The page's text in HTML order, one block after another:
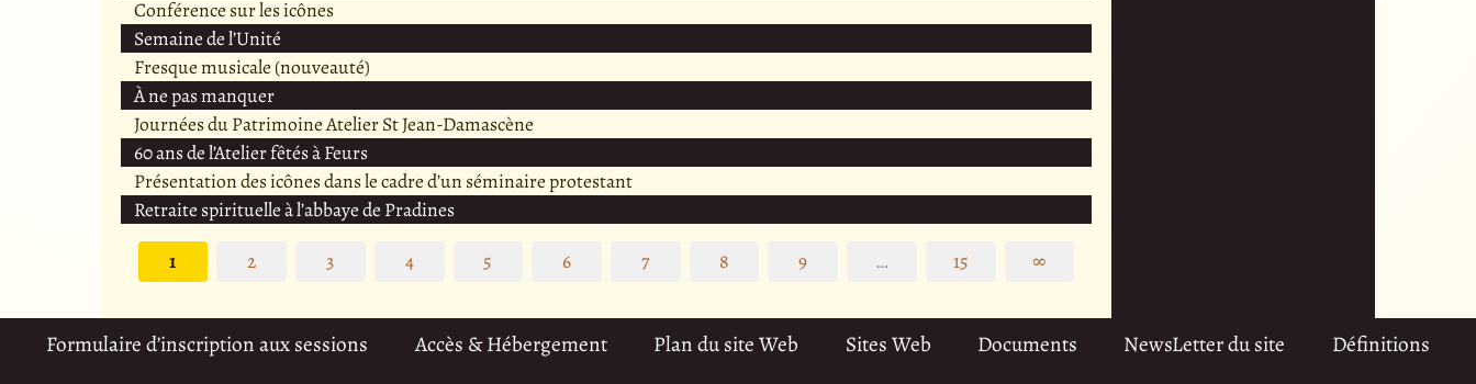
Conférence sur les icônes
Semaine de l’Unité
Fresque musicale (nouveauté)
À ne pas manquer
Journées du Patrimoine Atelier St Jean-Damascène
60 ans de l’Atelier fêtés à Feurs
Présentation des icônes dans le cadre d’un séminaire protestant
Retraite spirituelle à l’abbaye de Pradines
1
2 3 4 5 6 7 8 9 … 15 ∞
Formulaire d’inscription aux sessions Accès & Hébergement Plan du site Web Sites Web Documents NewsLetter du site Définitions